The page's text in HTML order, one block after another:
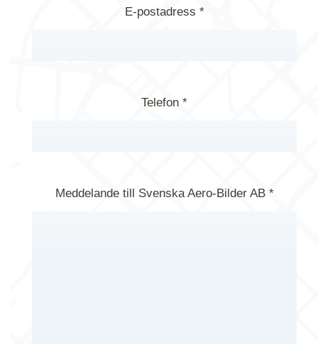
E-postadress *
Telefon *
Meddelande till Svenska Aero-Bilder AB *